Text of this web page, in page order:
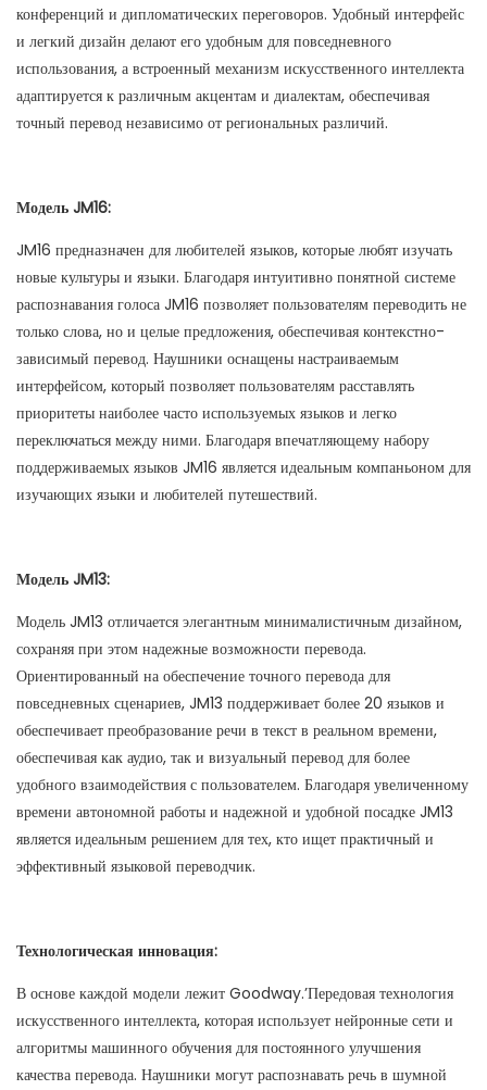
конференций и дипломатических переговоров. Удобный интерфейс
и легкий дизайн делают его удобным для повседневного
использования, а встроенный механизм искусственного интеллекта
адаптируется к различным акцентам и диалектам, обеспечивая
точный перевод независимо от региональных различий.
Модель JM16:
JM16 предназначен для любителей языков, которые любят изучать
новые культуры и языки. Благодаря интуитивно понятной системе
распознавания голоса JM16 позволяет пользователям переводить не
только слова, но и целые предложения, обеспечивая контекстно-
зависимый перевод. Наушники оснащены настраиваемым
интерфейсом, который позволяет пользователям расставлять
приоритеты наиболее часто используемых языков и легко
переключаться между ними. Благодаря впечатляющему набору
поддерживаемых языков JM16 является идеальным компаньоном для
изучающих языки и любителей путешествий.
Модель JM13:
Модель JM13 отличается элегантным минималистичным дизайном,
сохраняя при этом надежные возможности перевода.
Ориентированный на обеспечение точного перевода для
повседневных сценариев, JM13 поддерживает более 20 языков и
обеспечивает преобразование речи в текст в реальном времени,
обеспечивая как аудио, так и визуальный перевод для более
удобного взаимодействия с пользователем. Благодаря увеличенному
времени автономной работы и надежной и удобной посадке JM13
является идеальным решением для тех, кто ищет практичный и
эффективный языковой переводчик.
Технологическая инновация:
В основе каждой модели лежит Goodway.’Передовая технология
искусственного интеллекта, которая использует нейронные сети и
алгоритмы машинного обучения для постоянного улучшения
качества перевода. Наушники могут распознавать речь в шумной